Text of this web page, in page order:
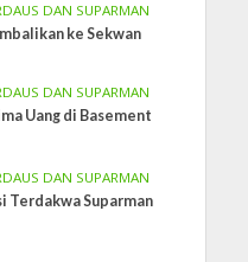
DAN SUPARMAN
ke Sekwan
DAN SUPARMAN
Uang di Basement
DAN SUPARMAN
Terdakwa Suparman